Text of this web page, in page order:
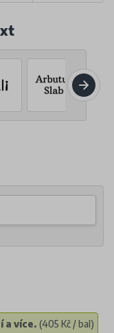
a více. (405 Kč / bal)